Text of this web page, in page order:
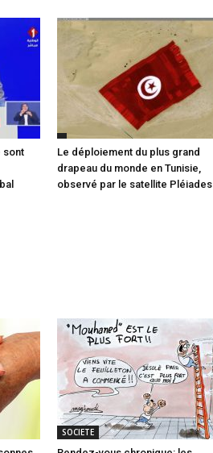
sont
Le déploiement du plus grand
drapeau du monde en Tunisie,
observé par le satellite Pléiades
SOCIETE